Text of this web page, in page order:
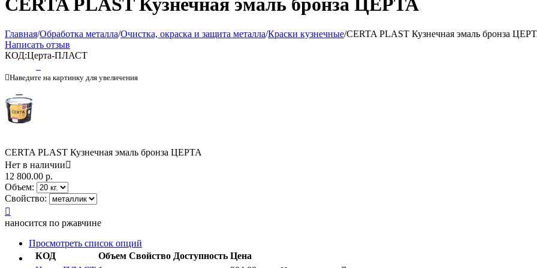
CERTA PLAST Кузнечная эмаль бронза ЦЕРТА
Главная/Обработка металла/Очистка, окраска и защита металла/Краски кузнечные/CERTA PLAST Кузнечная эмаль бронза
Написать отзыв
КОД:Церта-ПЛАСТ
Наведите на картинку для увеличения
CERTA PLAST Кузнечная эмаль бронза ЦЕРТА
Нет в наличии
12 800.00 р.
Объем:
Свойство:

наносится по ржавчине
Просмотреть список опций
КОД
Объем Свойство Доступность Цена